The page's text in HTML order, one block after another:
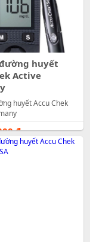
huyết
Active
huyết Accu Chek
đ